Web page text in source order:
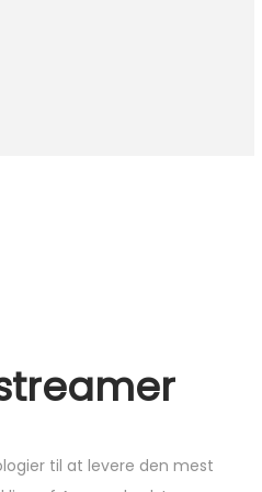
til at levere den mest